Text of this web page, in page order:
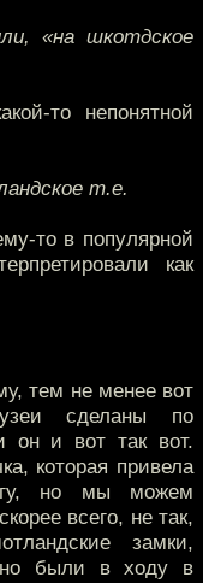
«на шкотдское
то непонятной
т.е.
то в популярной
как
тем не менее вот
сделаны по
он и вот так вот.
которая привела
но мы можем
всего, не так,
замки,
были в ходу в